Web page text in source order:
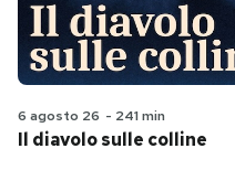
6 agosto 26 - 241 min
Il diavolo sulle colline